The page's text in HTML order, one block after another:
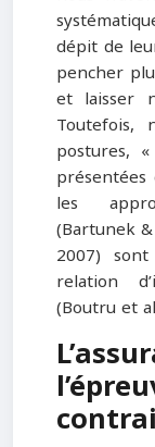
dépit de
pencher
et laisser
Toutefois,
postures,
les
(Bartunek
2007)
relation
(Boutru et